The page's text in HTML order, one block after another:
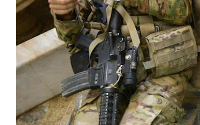
Cultura
Economia
Sport
Europa
Altrecose
Mondiali calcio 2026
PODCAST
NEWSLETTER